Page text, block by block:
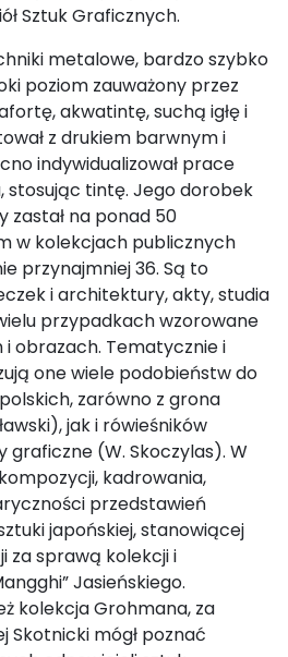
Sztuk Graficznych.
metalowe, bardzo szybko
poziom zauważony przez
akwatintę, suchą igłę i
z drukiem barwnym i
indywidualizował prace
stosując tintę. Jego dorobek
zastał na ponad 50
w kolekcjach publicznych
przynajmniej 36. Są to
i architektury, akty, studia
przypadkach wzorowane
i obrazach. Tematycznie i
one wiele podobieństw do
zarówno z grona
jak i rówieśników
(W. Skoczylas). W
kadrowania,
przedstawień
japońskiej, stanowiącej
za sprawą kolekcji i
Jasieńskiego.
kolekcja Grohmana, za
mógł poznać